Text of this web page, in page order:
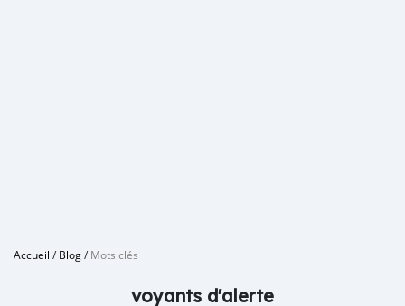
Accueil /Blog/Mots clés
voyants d'alerte